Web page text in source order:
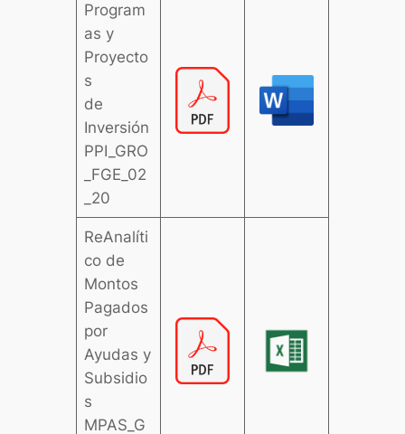
Program
as y
Proyecto
s
de
Inversión
PPI_GRO
_FGE_02
_20
ReAnalíti
co de
Montos
Pagados
por
Ayudas y
Subsidio
s
MPAS_G